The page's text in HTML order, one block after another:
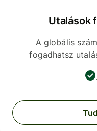
Utalások
A globális
fogadhatsz